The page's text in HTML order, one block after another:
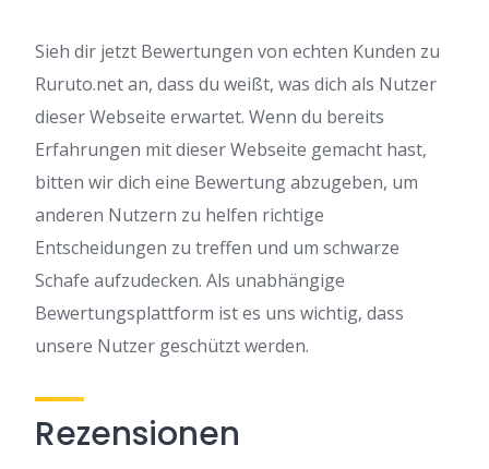
Sieh dir jetzt Bewertungen von echten Kunden zu
Ruruto.net an, dass du weißt, was dich als Nutzer
dieser Webseite erwartet. Wenn du bereits
Erfahrungen mit dieser Webseite gemacht hast,
bitten wir dich eine Bewertung abzugeben, um
anderen Nutzern zu helfen richtige
Entscheidungen zu treffen und um schwarze
Schafe aufzudecken. Als unabhängige
Bewertungsplattform ist es uns wichtig, dass
unsere Nutzer geschützt werden.
Rezensionen